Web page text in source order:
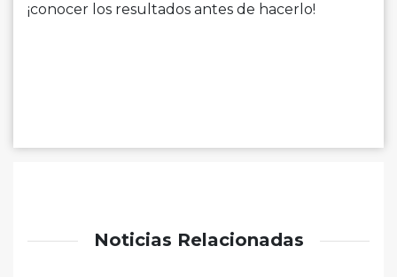
¡conocer los resultados antes de hacerlo!
Noticias Relacionadas